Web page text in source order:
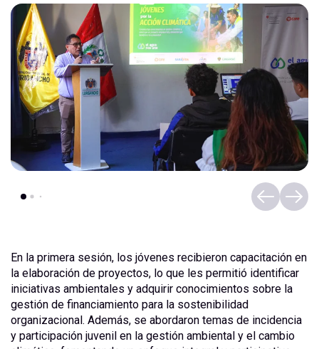
En la primera sesión, los jóvenes recibieron capacitación en
la elaboración de proyectos, lo que les permitió identificar
iniciativas ambientales y adquirir conocimientos sobre la
gestión de financiamiento para la sostenibilidad
organizacional. Además, se abordaron temas de incidencia
y participación juvenil en la gestión ambiental y el cambio